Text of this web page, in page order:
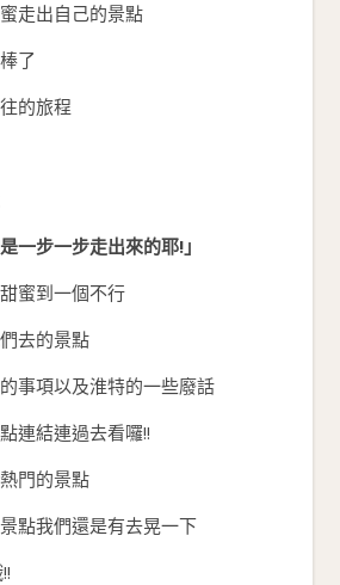
走出自己的景點
了
的旅程
一步一步走出來的耶!」
蜜到一個不行
去的景點
事項以及淮特的一些廢話
連結連過去看囉!!
門的景點
點我們還是有去晃一下